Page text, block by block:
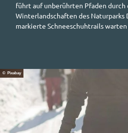
führt auf unberührten Pfaden
Winterlandschaften des Naturparks
markierte Schneeschuhtrailswarten
© Pixabay